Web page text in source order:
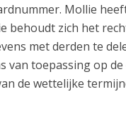
Mollie
behoudt zich het
met derden te
toepassing op
de wettelijke